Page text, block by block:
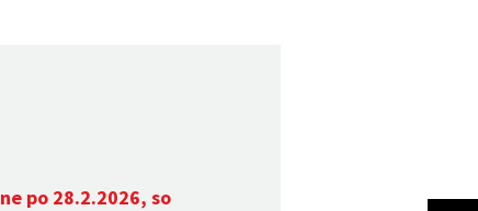
po 28.2.2026, so